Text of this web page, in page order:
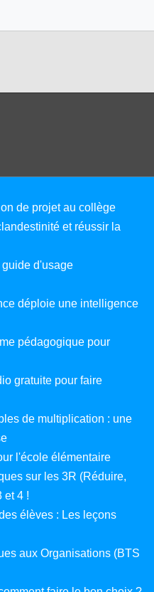
de projet au collège
et réussir la
d'usage
déploie une intelligence
pédagogique pour
gratuite pour faire
de multiplication : une
l'école élémentaire
sur les 3R (Réduire,
et 4 !
élèves : Les leçons
aux Organisations (BTS